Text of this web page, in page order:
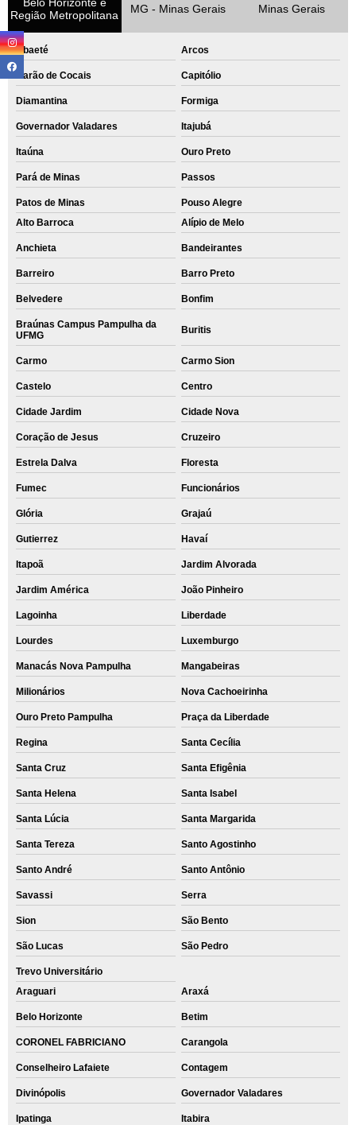
Região Metropolitana
MG - Minas Gerais Minas Gerais
Abaeté Arcos
Barão de Cocais Capitólio
Diamantina Formiga
Governador Valadares Itajubá
Itaúna Ouro Preto
Pará de Minas Passos
Patos de Minas
Pouso Alegre
Alto Barroca
Alípio de Melo
Anchieta Bandeirantes
Barreiro Barro Preto
Belvedere Bonfim
Braúnas Campus Pampulha da
UFMG
Buritis
Carmo Carmo Sion
Castelo Centro
Cidade Jardim Cidade Nova
Coração de Jesus Cruzeiro
Estrela Dalva Floresta
Fumec Funcionários
Glória Grajaú
Gutierrez Havaí
Itapoã Jardim Alvorada
Jardim América João Pinheiro
Lagoinha Liberdade
Lourdes Luxemburgo
Manacás Nova Pampulha Mangabeiras
Milionários Nova Cachoeirinha
Ouro Preto Pampulha Praça da Liberdade
Regina Santa Cecília
Santa Cruz Santa Efigênia
Santa Helena Santa Isabel
Santa Lúcia Santa Margarida
Santa Tereza Santo Agostinho
Santo André Santo Antônio
Savassi Serra
Sion São Bento
São Lucas São Pedro
Trevo Universitário
Araguari
Araxá
Belo Horizonte Betim
CORONEL FABRICIANO Carangola
Conselheiro Lafaiete Contagem
Divinópolis Governador Valadares
Ipatinga Itabira